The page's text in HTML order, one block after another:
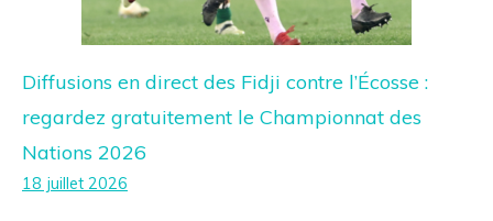
Diffusions en direct des Fidji contre l’Écosse :
regardez gratuitement le Championnat des
Nations 2026
18 juillet 2026